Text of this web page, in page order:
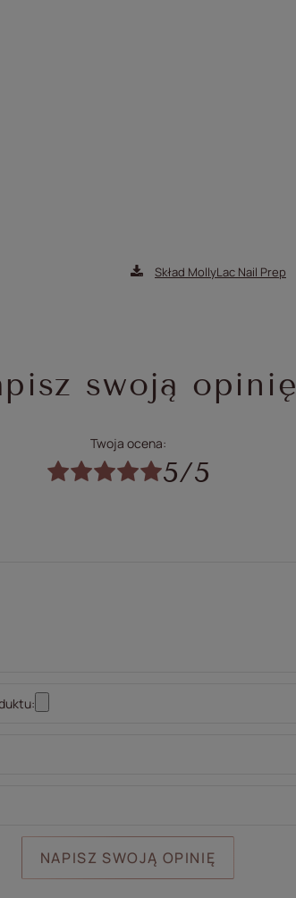
Skład MollyLac Nail Prep
swoją opinię
Twoja ocena:
5/5
NAPISZ SWOJĄ OPINIĘ